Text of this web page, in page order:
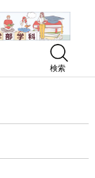
検索